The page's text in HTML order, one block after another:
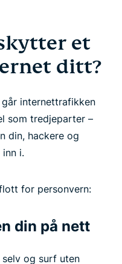
et
ditt?
internettrafikken
som tredjeparter –
din, hackere og
i.
for personvern:
din på nett
og surf uten